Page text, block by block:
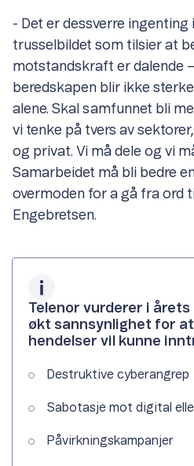
- Det er dessverre ingenting
trusselbildet som tilsier at
motstandskraft er dalende
beredskapen blir ikke
alene. Skal samfunnet bli
vi tenke på tvers av
og privat. Vi må dele og vi
Samarbeidet må bli bedre
overmoden for a gå fra ord
Engebretsen.
Telenor vurderer i
økt sannsynlighet for
hendelser vil kunne
Destruktive cyberangrep
Sabotasje mot digital
Påvirkningskampanjer